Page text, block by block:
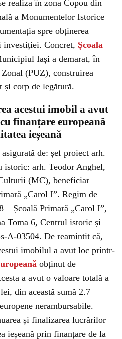
realiza în zona Copou din
a Monumentelor Istorice
spre obținerea
investiției. Concret, Școala
Iași a demarat, în
(PUZ), construirea
și corp de legătură.
acestui imobil a avut
finanțare europeană
ieșeană
de: șef proiect arh.
istoric: arh. Teodor Anghel,
(MC), beneficiar
„Carol I”. Regim de
– Școală Primară „Carol I”,
Toma 6, Centrul istoric și
A-03504. De reamintit că,
imobilul a avut loc printr-
obținut de
a avut o valoare totală a
din această sumă 2.7
nerambursabile.
și finalizarea lucrărilor
ieșeană prin finanțare de la